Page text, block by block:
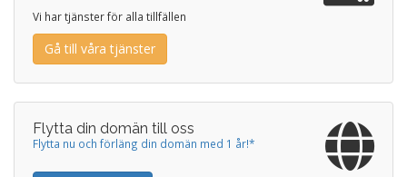
Vi har tjänster för alla tillfällen
Gå till våra tjänster
Flytta din domän till oss
Flytta nu och förläng din domän med 1 år!*